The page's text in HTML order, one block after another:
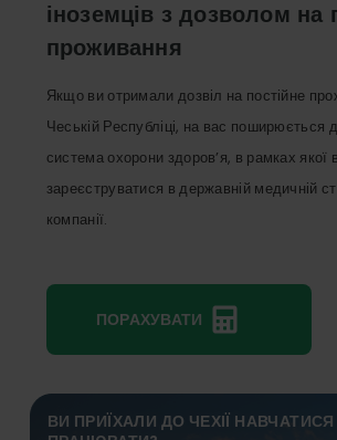
іноземців з дозволом на
проживання
Якщо ви отримали дозвіл на постійне
Чеській Республіці, на вас поширюється
система охорони здоров’я, в рамках якої
зареєструватися в державній медичній
компанії.
ПОРАХУВАТИ
ВИ ПРИЇХАЛИ ДО ЧЕХІЇ